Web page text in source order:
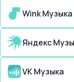
Wink Музыка
Яндекс
VK Музыка